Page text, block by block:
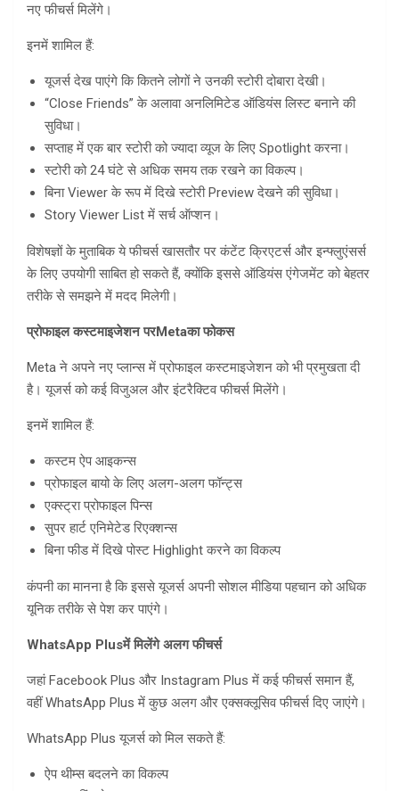
नए फीचर्स मिलेंगे।
इनमें शामिल हैं:
यूजर्स देख पाएंगे कि कितने लोगों ने उनकी स्टोरी दोबारा देखी।
“Close Friends” के अलावा अनलिमिटेड ऑडियंस लिस्ट बनाने की
सुविधा।
सप्ताह में एक बार स्टोरी को ज्यादा व्यूज के लिए Spotlight करना।
स्टोरी को 24 घंटे से अधिक समय तक रखने का विकल्प।
बिना Viewer के रूप में दिखे स्टोरी Preview देखने की सुविधा।
Story Viewer List में सर्च ऑप्शन।
विशेषज्ञों के मुताबिक ये फीचर्स खासतौर पर कंटेंट क्रिएटर्स और इन्फ्लुएंसर्स
के लिए उपयोगी साबित हो सकते हैं, क्योंकि इससे ऑडियंस एंगेजमेंट को बेहतर
तरीके से समझने में मदद मिलेगी।
प्रोफाइल कस्टमाइजेशन परMetaका फोकस
Meta ने अपने नए प्लान्स में प्रोफाइल कस्टमाइजेशन को भी प्रमुखता दी
है। यूजर्स को कई विजुअल और इंटरैक्टिव फीचर्स मिलेंगे।
इनमें शामिल हैं:
कस्टम ऐप आइकन्स
प्रोफाइल बायो के लिए अलग-अलग फॉन्ट्स
एक्स्ट्रा प्रोफाइल पिन्स
सुपर हार्ट एनिमेटेड रिएक्शन्स
बिना फीड में दिखे पोस्ट Highlight करने का विकल्प
कंपनी का मानना है कि इससे यूजर्स अपनी सोशल मीडिया पहचान को अधिक
यूनिक तरीके से पेश कर पाएंगे।
WhatsApp Plusमें मिलेंगे अलग फीचर्स
जहां Facebook Plus और Instagram Plus में कई फीचर्स समान हैं,
वहीं WhatsApp Plus में कुछ अलग और एक्सक्लूसिव फीचर्स दिए जाएंगे।
WhatsApp Plus यूजर्स को मिल सकते हैं:
ऐप थीम्स बदलने का विकल्प